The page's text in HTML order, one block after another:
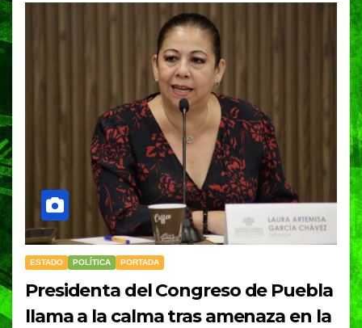
ESTADO POLÍTICA PORTADA
Presidenta del Congreso de Puebla
llama a la calma tras amenaza en la